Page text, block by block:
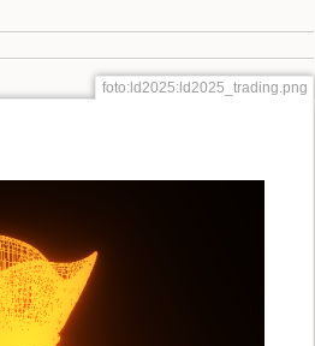
foto:ld2025:ld2025_trading.png